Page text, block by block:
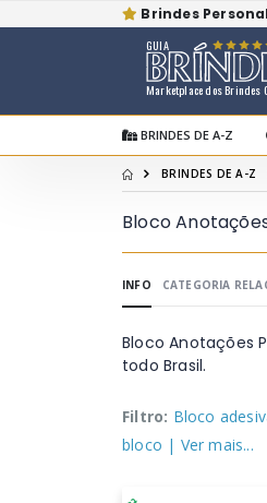
Brindes
Marketplace dos Brindes
GUIA
BRINDES DE A-Z
BRINDES DE A-Z
Bloco
INFO CATEGORIA
Bloco Anotações
todo Brasil.
Filtro: Bloco
bloco | Ver mais...